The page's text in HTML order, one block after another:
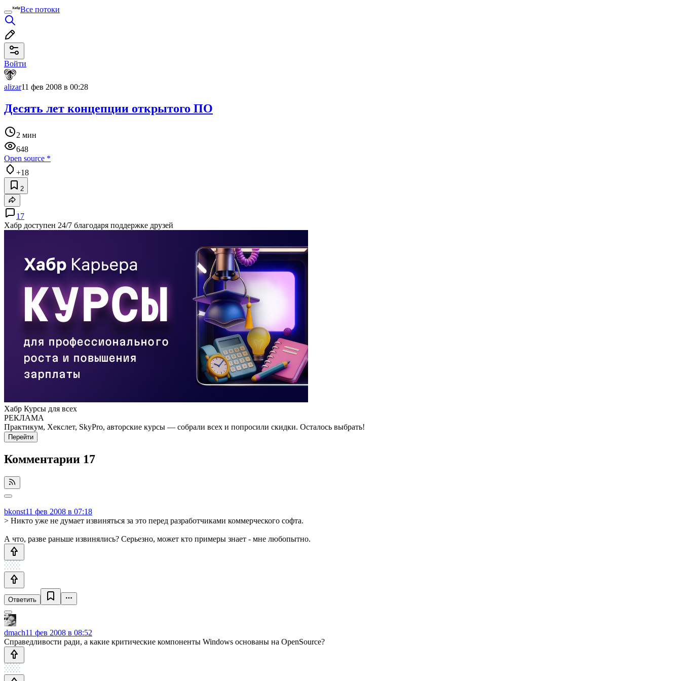
Все потоки
Войти
alizar11 фев 2008 в 00:28
Десять лет концепции открытого ПО
2 мин
648
Open source *
+18
2
17
Хабр доступен 24/7 благодаря поддержке друзей
Хабр Курсы для всех
РЕКЛАМА
Практикум, Хекслет, SkyPro, авторские курсы — собрали всех и попросили скидки. Осталось выбрать!
Перейти
Комментарии 17
bkonst11 фев 2008 в 07:18
> Никто уже не думает извиняться за это перед разработчиками коммерческого софта.
А что, разве раньше извинялись? Серьезно, может кто примеры знает - мне любопытно.
Ответить
dmach11 фев 2008 в 08:52
Справедливости ради, а какие критические компоненты Windows основаны на OpenSource?